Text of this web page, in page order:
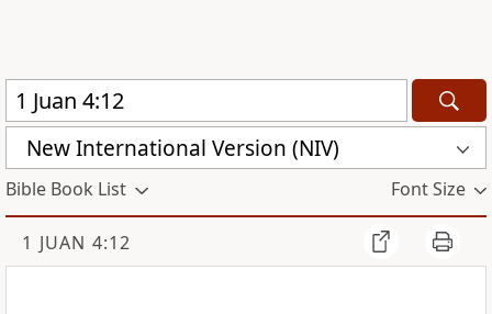
New International Version (NIV)
Bible Book List Font Size
1 JUAN 4:12